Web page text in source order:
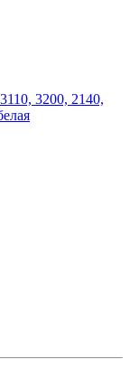
3200, 2140,